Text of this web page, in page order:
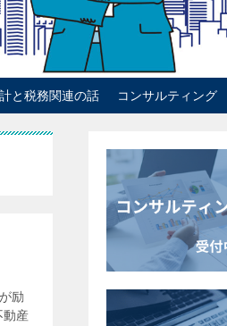
と税務関連の話 コンサルティング
励
動産